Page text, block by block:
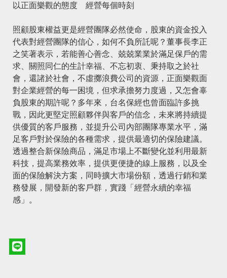
以正面樂觀的態度 經營每個時刻
照顧股東權益更是經營團隊必然使命，股東的資金投入
代表對經營團隊的信心，如何不負所託呢？董事長李正
之笑著表示，若能善心善念、兢兢業業於滿足保戶的需
求、關照同仁的生計幸福、不忘初衷、秉持取之於社
會，還諸於社會，不虛擲浪費公司的資源，正面樂觀面
對企業經營的每一困境，但求承擔努力度過，又怎會辜
負股東的期許呢？多年來，台名保經也曾面臨許多挑
戰，因此更堅定照顧夥伴與客戶的信念，未來將持續提
供優質的客戶服務，並提升公司內部團隊專業水平，滿
足客戶對於保險的各種需求，提供最適切的保險建議。
透過整合新保險商品，滿足市場上不斷變化並利用最新
科技，提高業務效率，提供更便捷的線上服務，以及全
面的保險解決方案，同時擴大市場份額，透過行銷和業
務發展，開發新的客戶群，實踐「經營永續的幸福
感」。